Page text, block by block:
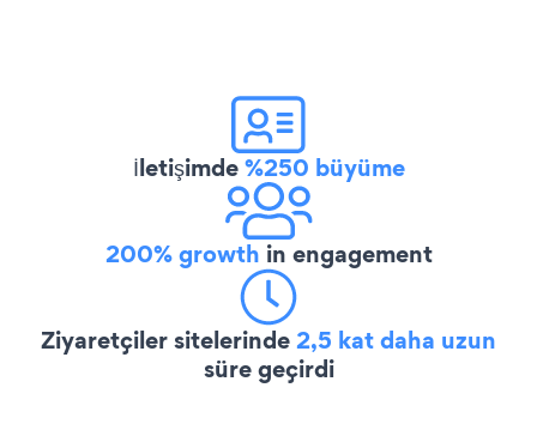
İletişimde%250 büyüme
200% growth in engagement
Ziyaretçiler sitelerinde2,5 kat daha uzun
süre geçirdi